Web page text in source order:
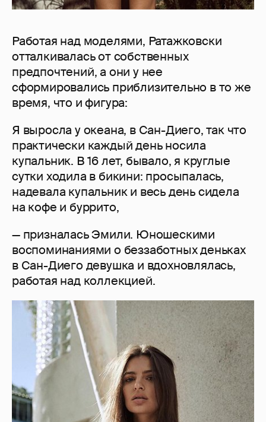
Работая над моделями, Ратажковски
отталкивалась от собственных
предпочтений, а они у нее
сформировались приблизительно в то же
время, что и фигура:
Я выросла у океана, в Сан-Диего, так что
практически каждый день носила
купальник. В 16 лет, бывало, я круглые
сутки ходила в бикини: просыпалась,
надевала купальник и весь день сидела
на кофе и буррито,
— призналась Эмили. Юношескими
воспоминаниями о беззаботных деньках
в Сан-Диего девушка и вдохновлялась,
работая над коллекцией.